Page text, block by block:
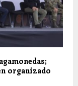
organizado